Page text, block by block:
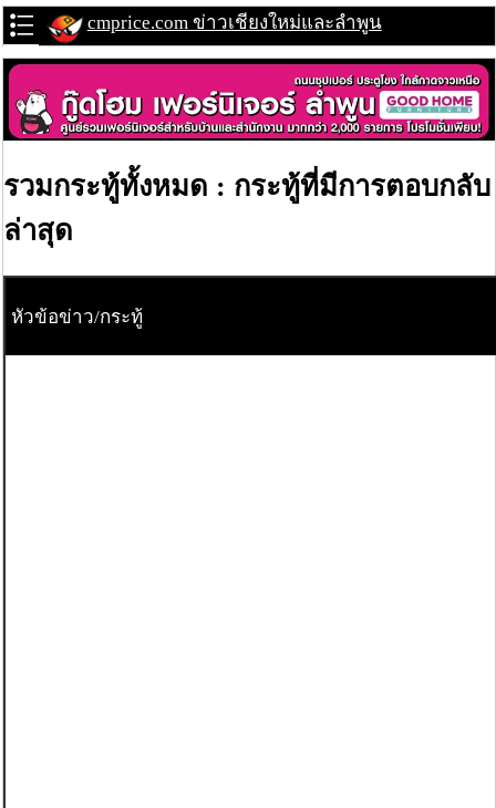
cmprice.com ข่าวเชียงใหม่และลำพูน
รวมกระทู้ทั้งหมด : กระทู้ที่มีการตอบกลับ
ล่าสุด
หัวข้อข่าว/กระทู้